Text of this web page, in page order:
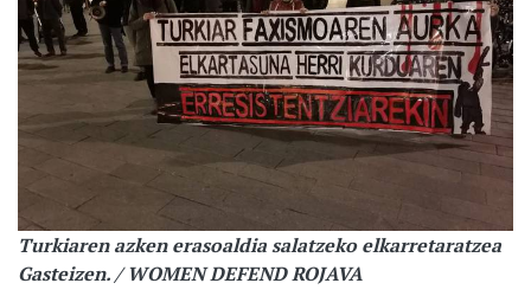
Turkiaren azken erasoaldia salatzeko elkarretaratzea
Gasteizen. / WOMEN DEFEND ROJAVA